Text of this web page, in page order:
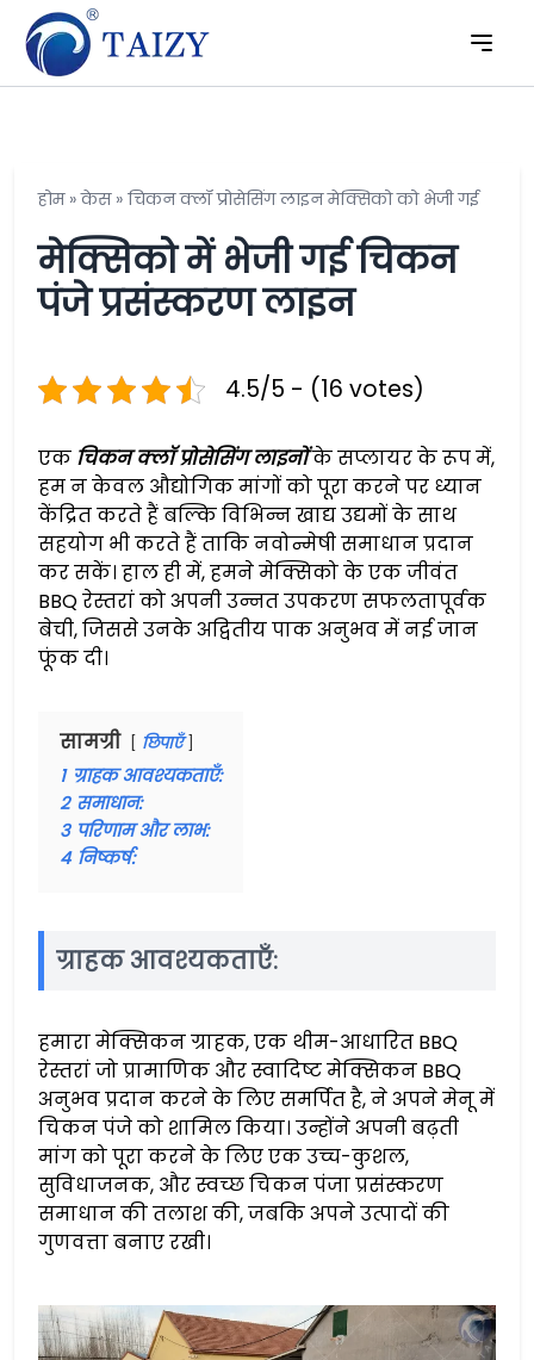
होम»केस» चिकन क्लॉ प्रोसेसिंग लाइन मेक्सिको को भेजी गई
मेक्सिको में भेजी गई चिकन
पंजे प्रसंस्करण लाइन
4.5/5 - (16 votes)
एक चिकन क्लॉ प्रोसेसिंग लाइनोंके सप्लायर के रूप में,
हम न केवल औद्योगिक मांगों को पूरा करने पर ध्यान
केंद्रित करते हैं बल्कि विभिन्न खाद्य उद्यमों के साथ
सहयोग भी करते हैं ताकि नवोन्मेषी समाधान प्रदान
कर सकें। हाल ही में, हमने मेक्सिको के एक जीवंत
BBQ रेस्तरां को अपनी उन्नत उपकरण सफलतापूर्वक
बेची, जिससे उनके अद्वितीय पाक अनुभव में नई जान
फूंक दी।
सामग्री छिपाएँ
1 ग्राहक आवश्यकताएँ:
2 समाधान:
3 परिणाम और लाभ:
4 निष्कर्ष:
ग्राहक आवश्यकताएँ:
हमारा मेक्सिकन ग्राहक, एक थीम-आधारित BBQ
रेस्तरां जो प्रामाणिक और स्वादिष्ट मेक्सिकन BBQ
अनुभव प्रदान करने के लिए समर्पित है, ने अपने मेनू में
चिकन पंजे को शामिल किया। उन्होंने अपनी बढ़ती
मांग को पूरा करने के लिए एक उच्च-कुशल,
सुविधाजनक, और स्वच्छ चिकन पंजा प्रसंस्करण
समाधान की तलाश की, जबकि अपने उत्पादों की
गुणवत्ता बनाए रखी।